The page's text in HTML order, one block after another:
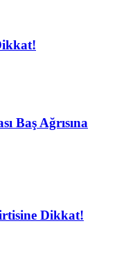
Baş Ağrısına
Dikkat!